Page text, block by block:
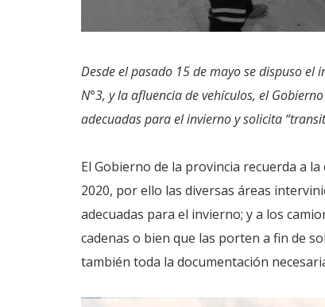
Desde el pasado 15 de mayo se dispuso
N°3, y la afluencia de vehículos, el
adecuadas para el invierno y solicita
El Gobierno de la provincia recuerda a
2020, por ello las diversas áreas
adecuadas para el invierno; y a los
cadenas o bien que las porten a fin de
también toda la documentación